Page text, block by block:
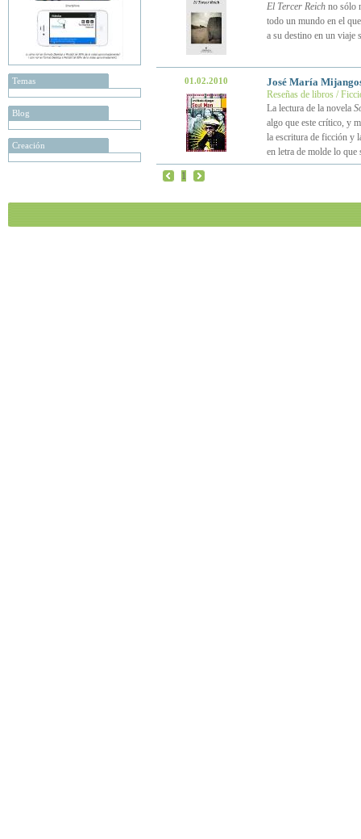
Temas
Blog
Creación
El Tercer Reichno sólo
todo un mundo en el
a su destino en un viaje
01.02.2010 José María
Reseñas de libros /
La lectura de la novela
algo que este crítico, y
la escritura de ficción y
en letra de molde lo
1